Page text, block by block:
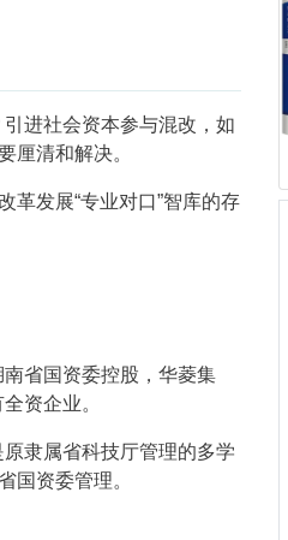
进社会资本参与混改，如
厘清和解决。
革发展“专业对口”智库的存
省国资委控股，华菱集
资企业。
隶属省科技厅管理的多学
国资委管理。